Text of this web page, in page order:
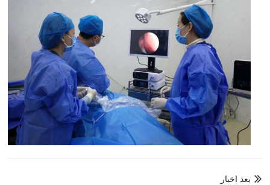
 بعد اخبار